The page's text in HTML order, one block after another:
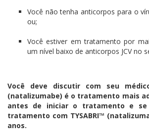
Você não tenha anticorpos para o
ou;
Você estiver em tratamento por
um nível baixo de anticorpos JCV no
Você deve discutir com seu
(natalizumabe) é o tratamento mais
antes de iniciar o tratamento e se
tratamento com TYSABRI™
anos.